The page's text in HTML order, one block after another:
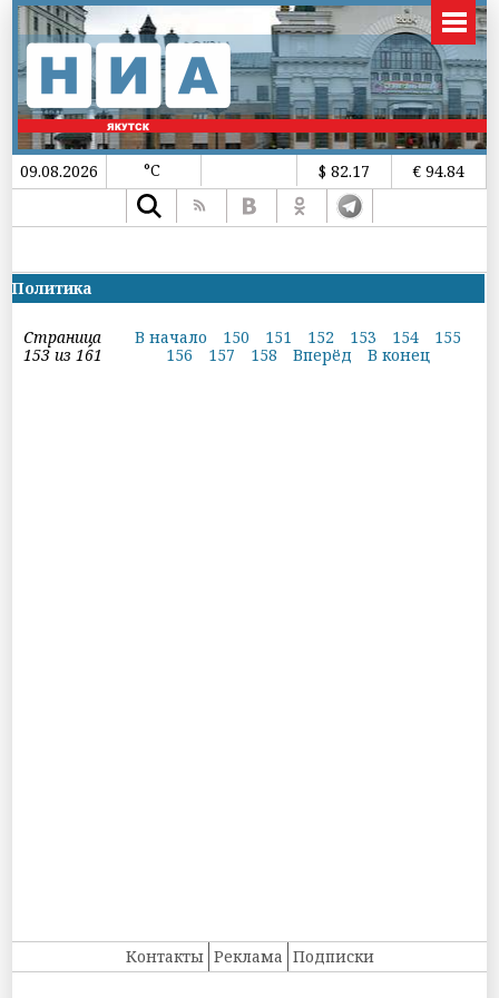
09.08.2026 °C $ 82.17 € 94.84
Политика
Страница
153 из 161
В начало 150 151 152 153 154
155
156
157 158 Вперёд В конец
Контакты Реклама Подписки